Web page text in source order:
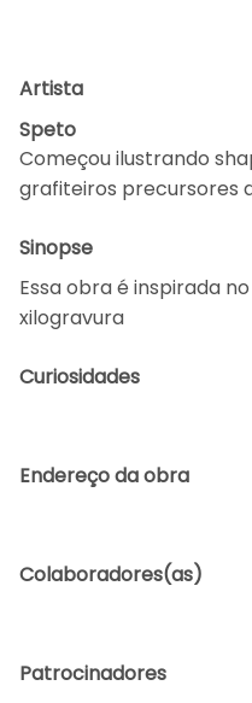
Artista
Speto
Começou ilustrando
grafiteiros precursores
Sinopse
Essa obra é inspirada
xilogravura
Endereço da obra
Colaboradores(as)
Patrocinadores
Curiosidades